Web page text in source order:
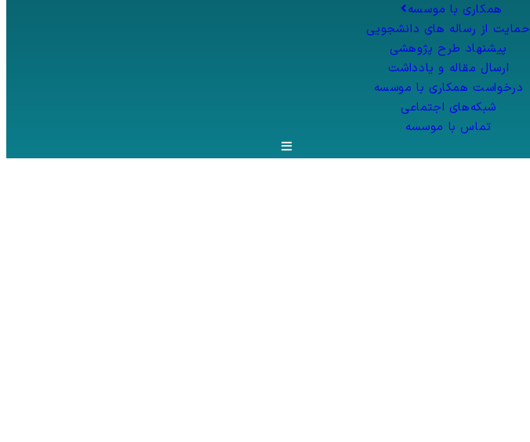
همکاری با موسسه
حمایت از رساله های دانشجویی
پیشنهاد طرح پژوهشی
ارسال مقاله و یادداشت
درخواست همکاری با موسسه
شبکه‌های اجتماعی
تماس با موسسه